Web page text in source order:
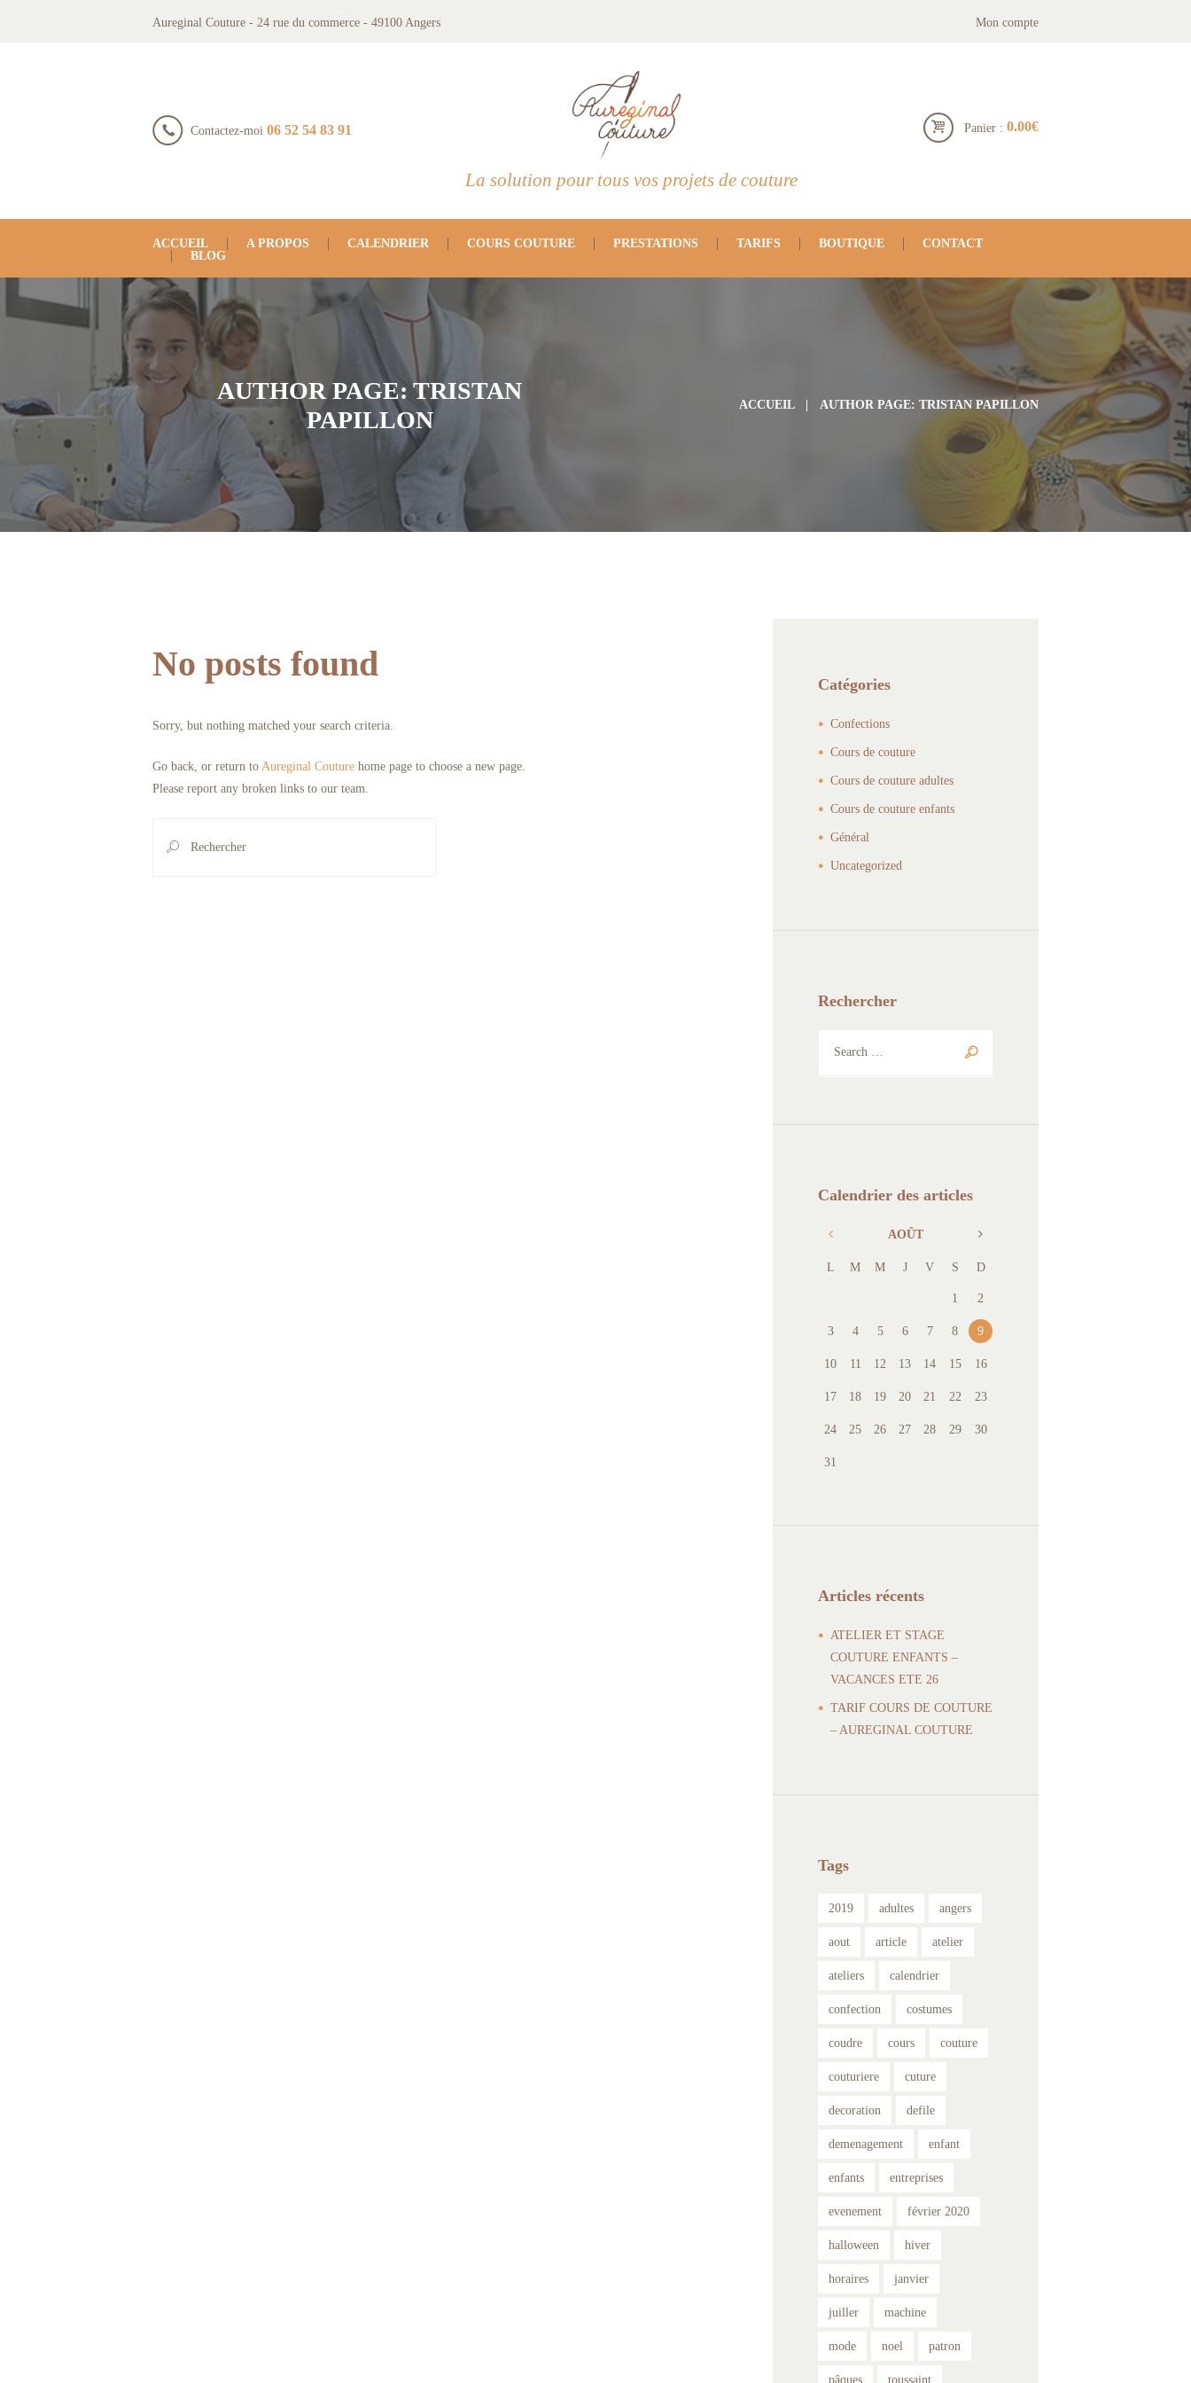
Aureginal Couture - 24 rue du commerce - 49100 Angers Mon compte
Contactez-moi 06 52 54 83 91
La solution pour tous vos projets de couture
Panier : 0.00€
ACCUEIL A PROPOS CALENDRIER COURS COUTURE PRESTATIONS TARIFS BOUTIQUE
CONTACT
BLOG
AUTHOR PAGE: TRISTAN
PAPILLON
ACCUEIL AUTHOR PAGE: TRISTAN PAPILLON
No posts found
Sorry, but nothing matched your search criteria.
Go back, or return to Aureginal Couture home page to choose a new page.
Please report any broken links to our team.
Catégories
Confections
Cours de couture
Cours de couture adultes
Cours de couture enfants
Général
Uncategorized
Rechercher
Calendrier des articles
AOÛT
L M M J V S D
1 2
3 4 5 6 7 8 9
10 11 12 13 14 15 16
17 18 19 20 21 22 23
24 25 26 27 28 29 30
31
Articles récents
ATELIER ET STAGE
COUTURE ENFANTS –
VACANCES ETE 26
TARIF COURS DE COUTURE
– AUREGINAL COUTURE
Tags
2019 adultes angers
aout article atelier
ateliers calendrier
confection costumes
coudre cours couture
couturiere cuture
decoration defile
demenagement enfant
enfants entreprises
evenement février 2020
halloween hiver
horaires janvier
juiller machine
mode noel patron
pâques toussaint